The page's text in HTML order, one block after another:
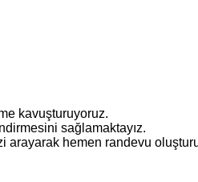
kavuşturuyoruz.
sağlamaktayız.
arayarak hemen randevu